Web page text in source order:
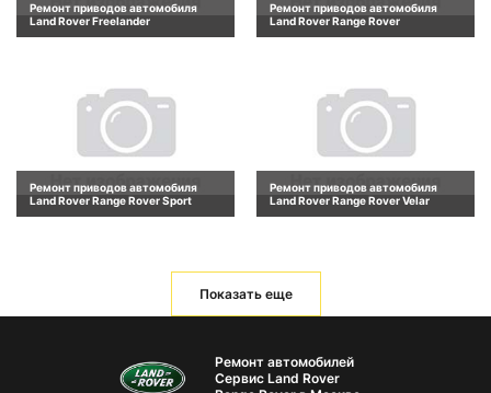
Ремонт приводов автомобиля
Land Rover Freelander
Ремонт приводов автомобиля
Land Rover Range Rover
Ремонт приводов автомобиля
Land Rover Range Rover Sport
Ремонт приводов автомобиля
Land Rover Range Rover Velar
Показать еще
Ремонт автомобилей
Сервис Land Rover